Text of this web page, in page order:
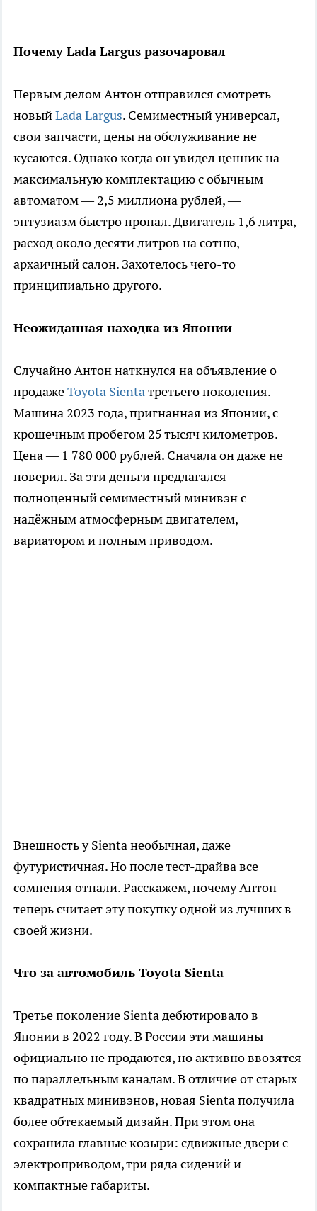
Почему Lada Largus разочаровал
Первым делом Антон отправился смотреть
новыйLada Largus. Семиместный универсал,
свои запчасти, цены на обслуживание не
кусаются. Однако когда он увидел ценник на
максимальную комплектацию с обычным
автоматом — 2,5 миллиона рублей, —
энтузиазм быстро пропал. Двигатель 1,6 литра,
расход около десяти литров на сотню,
архаичный салон. Захотелось чего-то
принципиально другого.
Неожиданная находка из Японии
Случайно Антон наткнулся на объявление о
продажеToyota Sientaтретьего поколения.
Машина 2023 года, пригнанная из Японии, с
крошечным пробегом 25 тысяч километров.
Цена — 1 780 000 рублей. Сначала он даже не
поверил. За эти деньги предлагался
полноценный семиместный минивэн с
надёжным атмосферным двигателем,
вариатором и полным приводом.
Внешность у Sienta необычная, даже
футуристичная. Но после тест-драйва все
сомнения отпали. Расскажем, почему Антон
теперь считает эту покупку одной из лучших в
своей жизни.
Что за автомобиль Toyota Sienta
Третье поколение Sienta дебютировало в
Японии в 2022 году. В России эти машины
официально не продаются, но активно ввозятся
по параллельным каналам. В отличие от старых
квадратных минивэнов, новая Sienta получила
более обтекаемый дизайн. При этом она
сохранила главные козыри: сдвижные двери с
электроприводом, три ряда сидений и
компактные габариты.